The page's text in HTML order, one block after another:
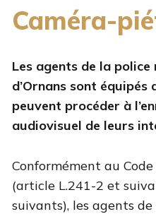
Caméra-
Les agents de la
d’Ornans sont équipés
peuvent procéder à
audiovisuel de leurs
Conformément au
(article L.241-2 et
suivants), les agents